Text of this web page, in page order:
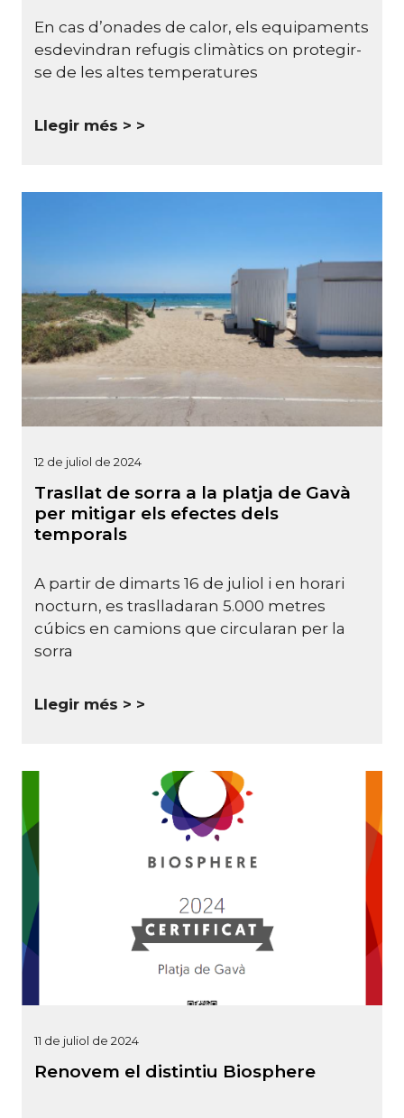
En cas d’onades de calor, els equipaments
esdevindran refugis climàtics on protegir-
se de les altes temperatures
Llegir més >
12 de juliol de 2024
Trasllat de sorra a la platja de Gavà
per mitigar els efectes dels
temporals
A partir de dimarts 16 de juliol i en horari
nocturn, es traslladaran 5.000 metres
cúbics en camions que circularan per la
sorra
Llegir més >
11 de juliol de 2024
Renovem el distintiu Biosphere